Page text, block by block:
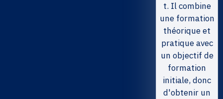
t. Il combine
une formation
théorique et
pratique avec
un objectif de
formation
initiale, donc
d'obtenir un